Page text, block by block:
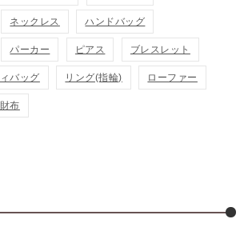
ネックレス ハンドバッグ
パーカー ピアス ブレスレット
バッグ リング(指輪) ローファー
布